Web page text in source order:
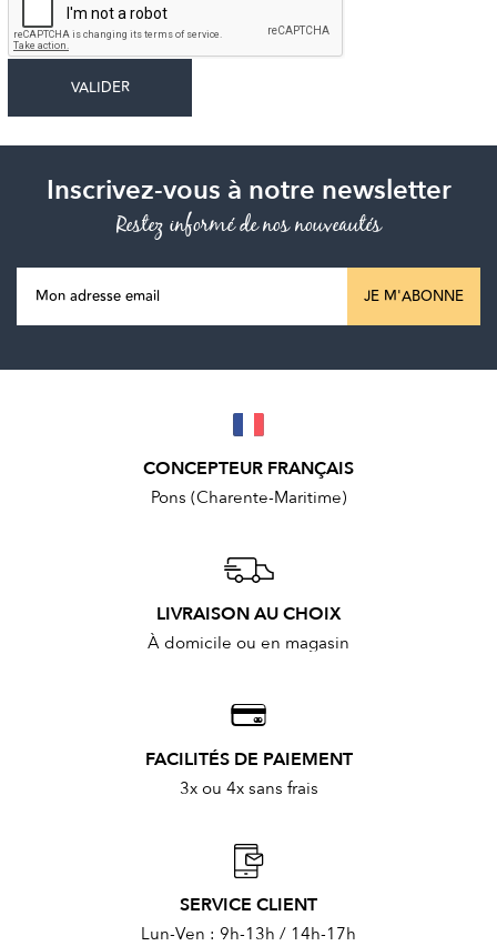
Inscrivez-vous à notre newsletter
Restez informé de nos nouveautés
JE M'ABONNE
CONCEPTEUR FRANÇAIS
Pons (Charente-Maritime)
LIVRAISON AU CHOIX
À domicile ou en magasin
FACILITÉS DE PAIEMENT
3x ou 4x sans frais
SERVICE CLIENT
Lun-Ven : 9h-13h / 14h-17h